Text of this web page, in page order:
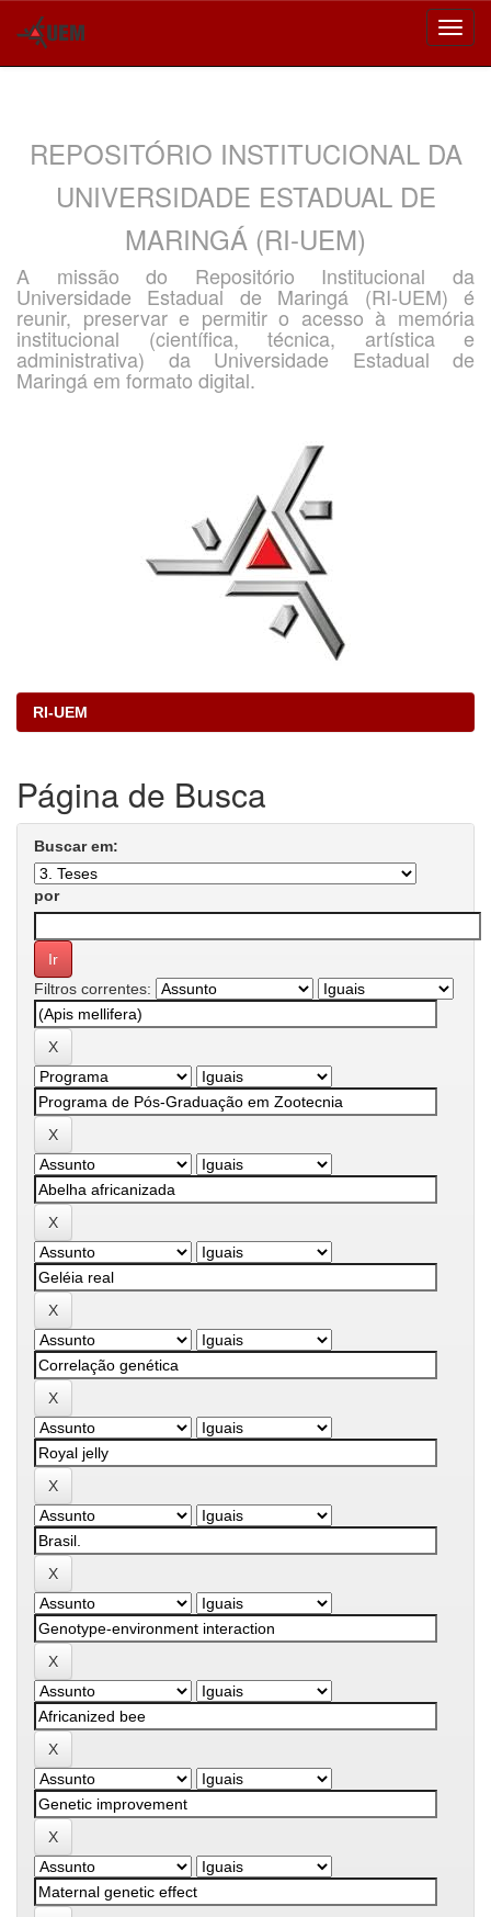
REPOSITÓRIO INSTITUCIONAL DA
UNIVERSIDADE ESTADUAL DE
MARINGÁ (RI-UEM)
A missão do Repositório Institucional da
Universidade Estadual de Maringá (RI-UEM) é
reunir, preservar e permitir o acesso à memória
institucional (científica, técnica, artística e
administrativa) da Universidade Estadual de
Maringá em formato digital.
RI-UEM
Página de Busca
Buscar em:
por
Filtros correntes: